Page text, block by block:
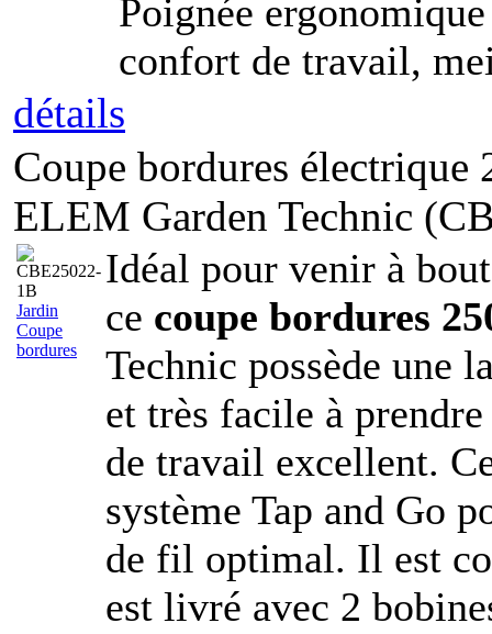
Poignée
confort de travail,
détails
Coupe bordures
ELEM Garden Technic
Jardin
Coupe
bordures
Idéal pour venir à
ce coupe bordures
Technic possède une
et très facile à
de travail excellent.
système Tap and Go
de fil optimal. Il est
est livré avec 2